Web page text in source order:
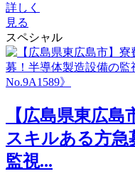
詳しく
見る
スペシャル
【広島県東広
スキルある方急
監視...